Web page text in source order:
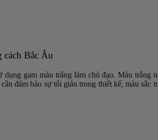
Bắc Âu
gam màu trắng làm chủ đạo. Màu
đảm bảo sự tối giản trong thiết kế, màu